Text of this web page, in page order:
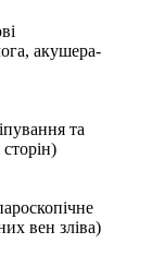
акушера-
та
вен зліва)